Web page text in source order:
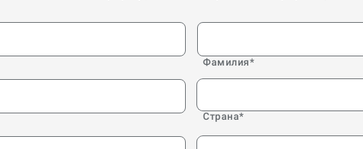
Фамилия*
Страна*